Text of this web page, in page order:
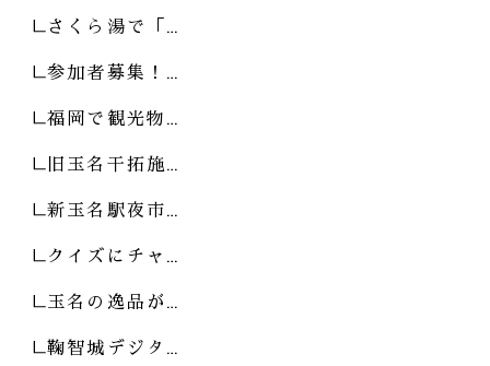
さくら湯で「…
参加者募集！…
福岡で観光物…
旧玉名干拓施…
新玉名駅夜市…
クイズにチャ…
玉名の逸品が…
鞠智城デジタ…